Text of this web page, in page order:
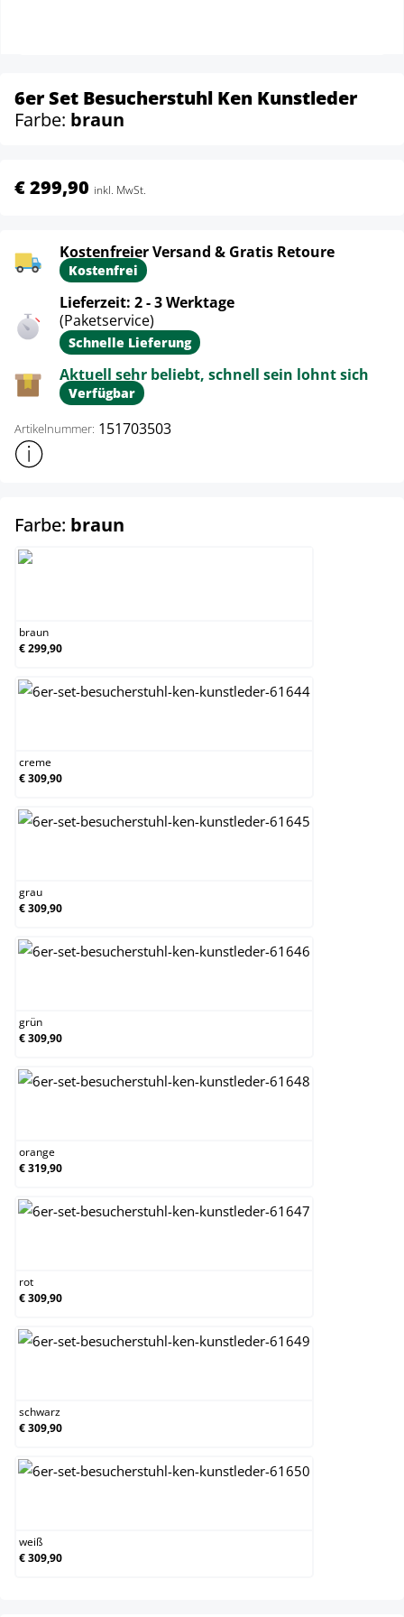
6er Set Besucherstuhl Ken Kunstleder
Farbe: braun
€ 299,90 inkl. MwSt.
Kostenfreier Versand & Gratis Retoure
Kostenfrei
Lieferzeit: 2 - 3 Werktage
(Paketservice)
Schnelle Lieferung
Aktuell sehr beliebt, schnell sein lohnt sich
Verfügbar
Artikelnummer: 151703503
Weitere Produktinformationen anzeigen
Farbe: braun
braun
€ 299,90
creme
€ 309,90
grau
€ 309,90
grün
€ 309,90
orange
€ 319,90
rot
€ 309,90
schwarz
€ 309,90
weiß
€ 309,90